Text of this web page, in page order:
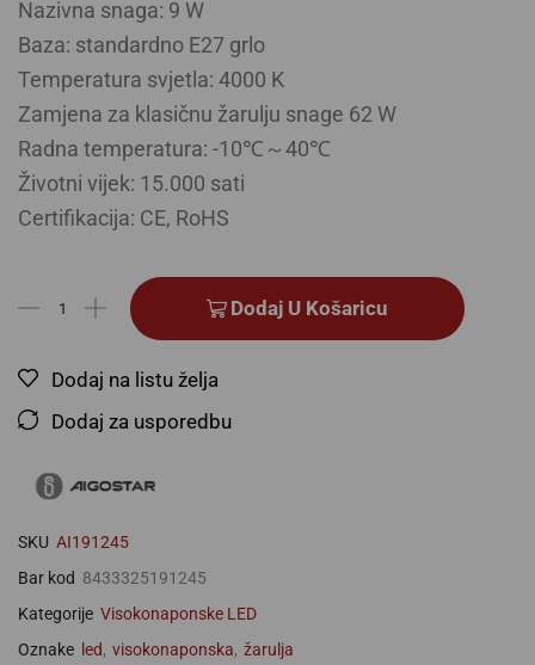
Nazivna snaga: 9 W
Baza: standardno E27 grlo
Temperatura svjetla: 4000 K
Zamjena za klasičnu žarulju snage 62 W
Radna temperatura: -10℃～40℃
Životni vijek: 15.000 sati
Certifikacija: CE, RoHS
Dodaj U Košaricu
Dodaj na listu želja
Dodaj za usporedbu
SKU AI191245
Bar kod 8433325191245
Kategorije Visokonaponske LED
Oznake led, visokonaponska, žarulja